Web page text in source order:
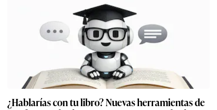
¿Hablarías con tu libro? Nuevas herramientas de